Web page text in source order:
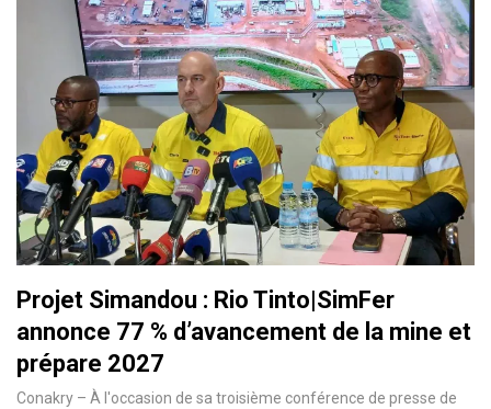
Projet Simandou : Rio Tinto|SimFer
annonce 77 % d’avancement de la mine et
prépare 2027
Conakry – À l'occasion de sa troisième conférence de presse de